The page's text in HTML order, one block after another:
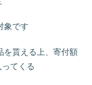
象です
を貰える上、寄付額
てくる